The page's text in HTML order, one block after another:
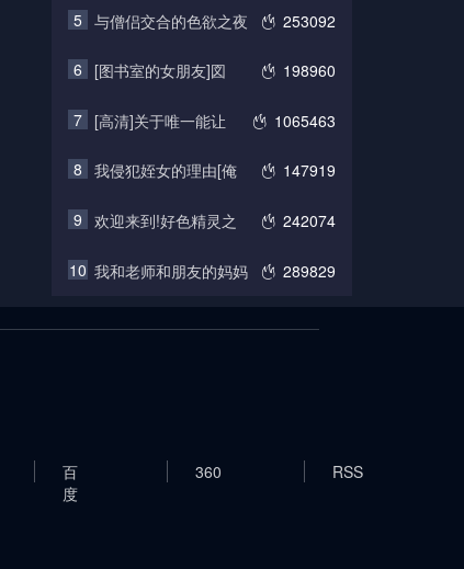
5 253092
与僧侣交合的色欲之夜
6 198960
[图书室的女朋友]図
7 1065463
[高清]关于唯一能让
8 147919
我侵犯姪女的理由[俺
9 242074
欢迎来到!好色精灵之
10 289829
我和老师和朋友的妈妈
百
度
360 RSS